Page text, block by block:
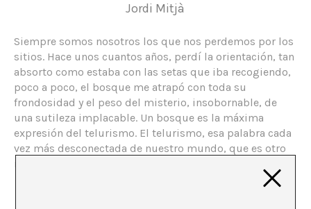
Jordi Mitjà
Siempre somos nosotros los que nos perdemos por los
sitios. Hace unos cuantos años, perdí la orientación, tan
absorto como estaba con las setas que iba recogiendo,
poco a poco, el bosque me atrapó con toda su
frondosidad y el peso del misterio, insobornable, de
una sutileza implacable. Un bosque es la máxima
expresión del telurismo. El telurismo, esa palabra cada
vez más desconectada de nuestro mundo, que es otro
mundo que tampoco conocemos ni podemos abarcar.